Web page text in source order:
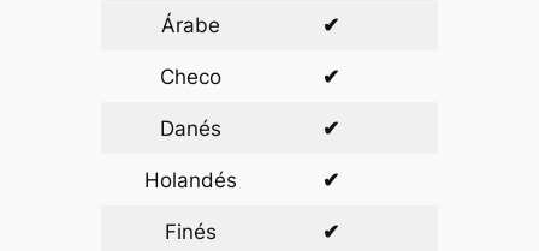
Árabe ✔
Checo ✔
Danés ✔
Holandés ✔
Finés ✔